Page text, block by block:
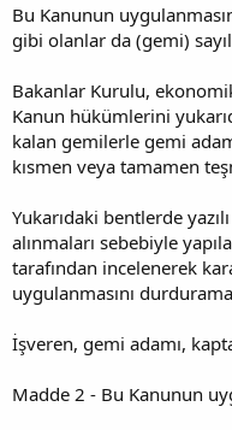
Bu Kanunun
gibi olanlar da (gemi)
Bakanlar Kurulu,
Kanun hükümlerini
kalan gemilerle gemi
kısmen veya tamamen
Yukarıdaki bentlerde
alınmaları sebebiyle
tarafından incelenerek
uygulanmasını
İşveren, gemi adamı,
Madde 2 - Bu Kanunun